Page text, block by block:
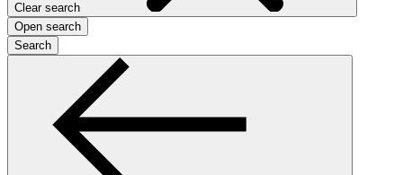
Clear search
Open search
Search